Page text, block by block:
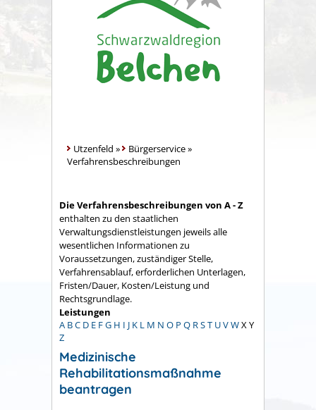
Utzenfeld » Bürgerservice»
Verfahrensbeschreibungen
Die Verfahrensbeschreibungen von A - Z
enthalten zu den staatlichen
Verwaltungsdienstleistungen jeweils alle
wesentlichen Informationen zu
Voraussetzungen, zuständiger Stelle,
Verfahrensablauf, erforderlichen Unterlagen,
Fristen/Dauer, Kosten/Leistung und
Rechtsgrundlage.
Leistungen
A BC D E FG H I J K L M N O P Q RST UVWX Y
Z
Medizinische
Rehabilitationsmaßnahme
beantragen